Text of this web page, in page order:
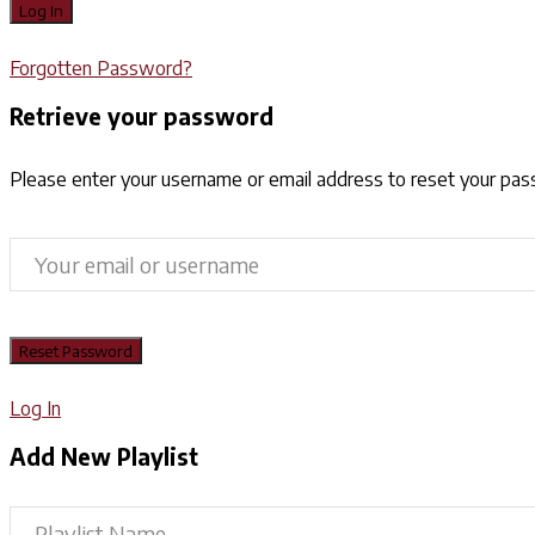
Forgotten Password?
Retrieve your password
Please enter your username or email address to reset your
Log In
Add New Playlist